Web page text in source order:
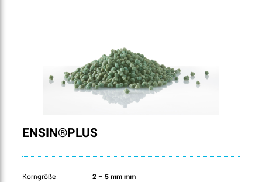
ENSIN®PLUS
Korngröße
2 – 5 mm mm